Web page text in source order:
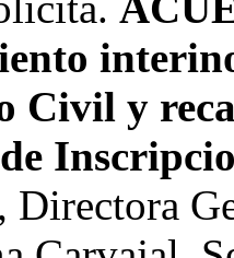
Civil y
Directora